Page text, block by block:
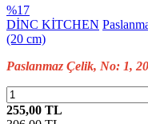
%17
DİNC KİTCHEN
(20 cm)
Paslanmaz Çelik, No: 1,
255,00 TL